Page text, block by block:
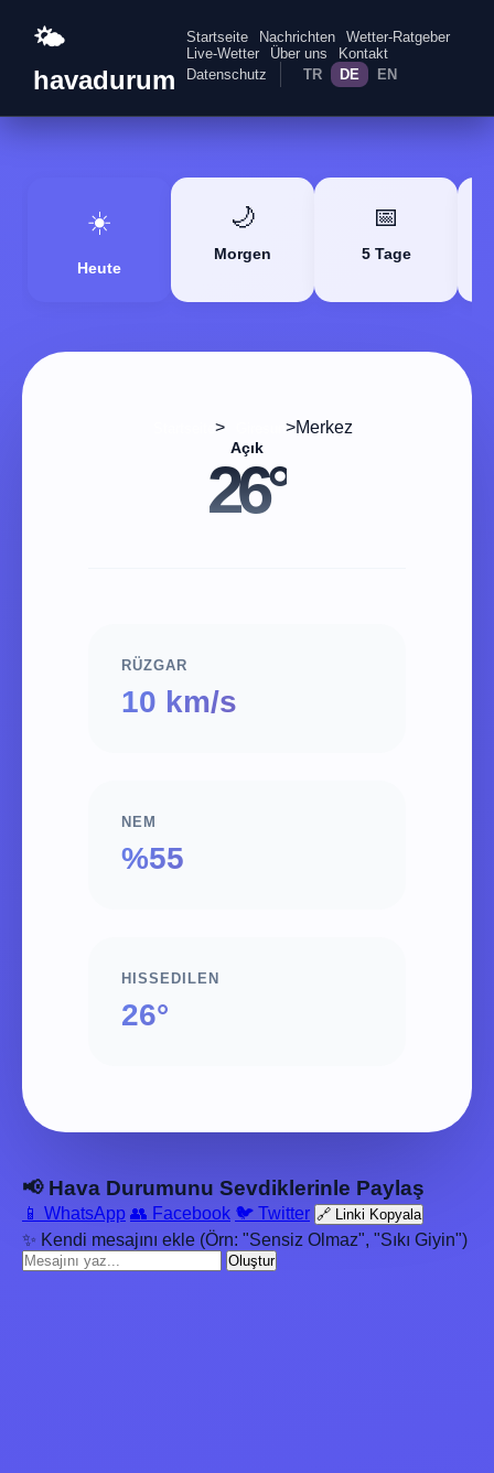
🌤️
havadurum
Startseite Nachrichten
Wetter-Ratgeber
Live-Wetter
Über uns
Kontakt
Datenschutz
TR DE EN
☀️
Heute
🌙
Morgen
📅
5 Tage
> >Merkez
Açık
26°
RÜZGAR
10 km/s
NEM
%55
HISSEDILEN
26°
📢 Hava Durumunu Sevdiklerinle Paylaş
📱 WhatsApp 👥 Facebook 🐦 Twitter 🔗 Linki Kopyala
✨ Kendi mesajını ekle (Örn: "Sensiz Olmaz", "Sıkı Giyin")
Oluştur